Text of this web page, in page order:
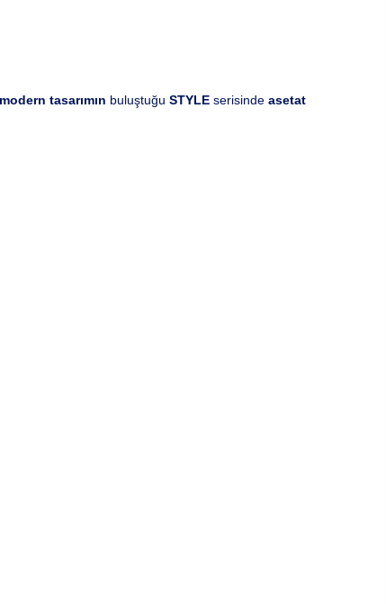
modern tasarımın buluştuğu STYLE serisinde asetat